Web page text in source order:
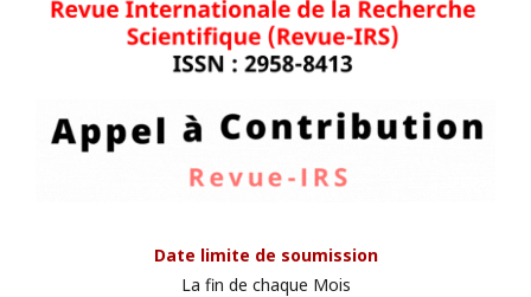
Date limite de soumission
La fin de chaque Mois